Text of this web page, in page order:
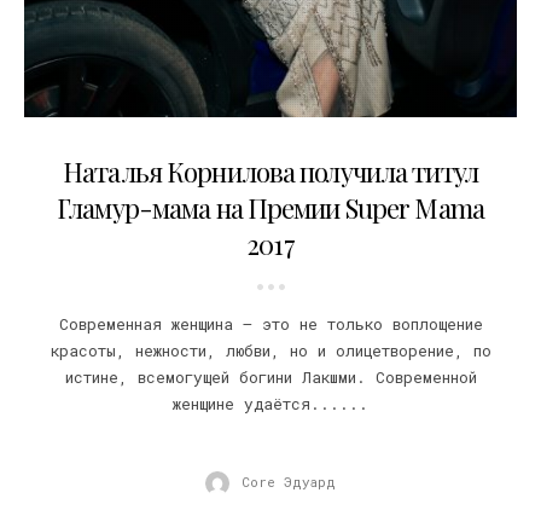
Наталья Корнилова получила титул
Гламур-мама на Премии Super Mama
2017
Современная женщина – это не только воплощение
красоты, нежности, любви, но и олицетворение, по
истине, всемогущей богини Лакшми. Современной
женщине удаётся......
Core Эдуард